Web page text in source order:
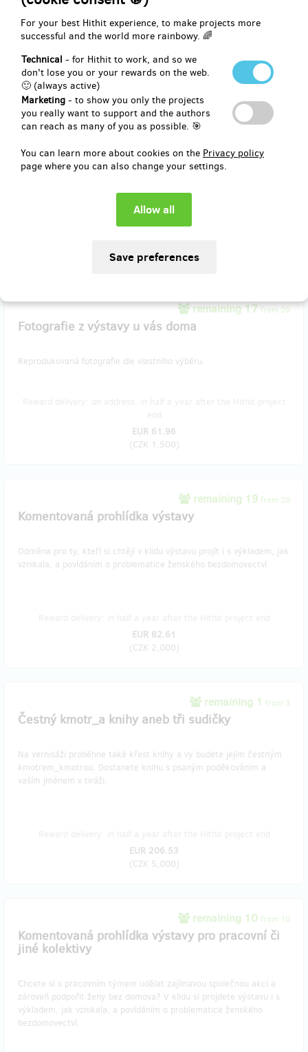
For your best Hithit experience, to make projects more
successful and the world more rainbowy. 🌈
Technical - for Hithit to work, and so we
don't lose you or your rewards on the web.
🙂 (always active)
Marketing - to show you only the projects
you really want to support and the authors
can reach as many of you as possible. 🎯
You can learn more about cookies on the Privacy policy
page where you can also change your settings.
end
EUR 41.31
CZK 1,000)
Patron_ka fotografie
zapaspartujeme jednu fotografii na výstavu. Vaše jméno bude
uvedeno pod fotografií.
Reward delivery: in half a year after the Hithit project end
(CZK 1,000)
remaining 17from 20
Fotografie z výstavy u vás doma
Reprodukovaná fotografie dle vlastního výběru.
EUR 61.96
(CZK 1,500)
remaining 19 from 20
Komentovaná prohlídka výstavy
Odměna pro ty, kteří si chtějí v klidu výstavu projít i s výkladem, jak
vznikala, a povídáním o problematice ženského bezdomovectví.
EUR 82.61
(CZK 2,000)
remaining 1 from 3
Čestný kmotr_a knihy aneb tři sudičky
Na vernisáži proběhne také křest knihy a vy budete jejím čestným
kmotrem_kmotrou. Dostanete knihu s psaným poděkováním a
vaším jménem v tiráži.
EUR 206.53
(CZK 5,000)
remaining 10 from 10
Komentovaná prohlídka výstavy pro pracovní či
jiné kolektivy
Chcete si s pracovním týmem udělat zajímavou společnou akci a
zároveň podpořit ženy bez domova? V klidu si projdete výstavu i s
výkladem, jak vznikala, a povídáním o problematice ženského
bezdomovectví.